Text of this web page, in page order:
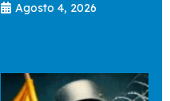
Agosto 4, 2026